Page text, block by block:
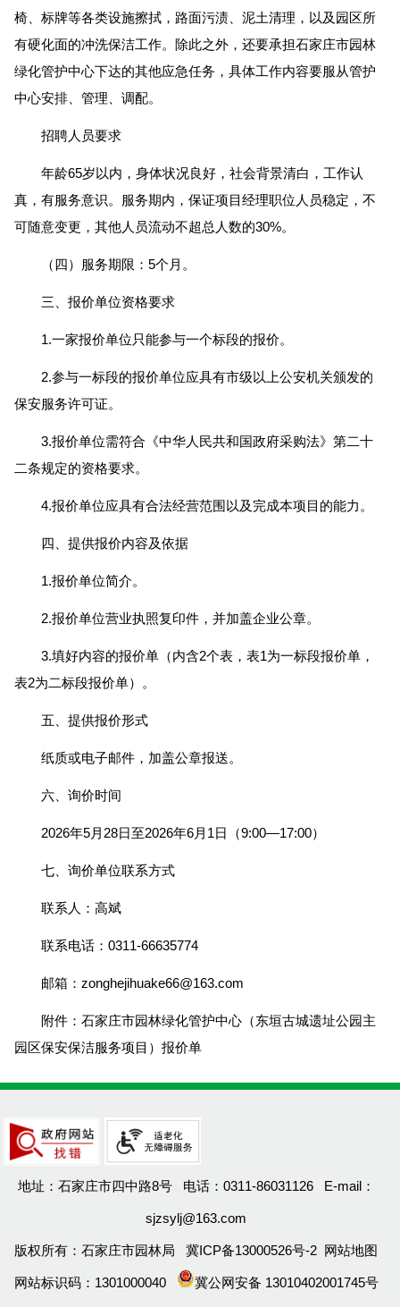
椅、标牌等各类设施擦拭，路面污渍、泥土清理，以及园区所
有硬化面的冲洗保洁工作。除此之外，还要承担石家庄市园林
绿化管护中心下达的其他应急任务，具体工作内容要服从管护
中心安排、管理、调配。
招聘人员要求
年龄65岁以内，身体状况良好，社会背景清白，工作认
真，有服务意识。服务期内，保证项目经理职位人员稳定，不
可随意变更，其他人员流动不超总人数的30%。
（四）服务期限：5个月。
三、报价单位资格要求
1.一家报价单位只能参与一个标段的报价。
2.参与一标段的报价单位应具有市级以上公安机关颁发的
保安服务许可证。
3.报价单位需符合《中华人民共和国政府采购法》第二十
二条规定的资格要求。
4.报价单位应具有合法经营范围以及完成本项目的能力。
四、提供报价内容及依据
1.报价单位简介。
2.报价单位营业执照复印件，并加盖企业公章。
3.填好内容的报价单（内含2个表，表1为一标段报价单，
表2为二标段报价单）。
五、提供报价形式
纸质或电子邮件，加盖公章报送。
六、询价时间
2026年5月28日至2026年6月1日（9:00—17:00）
七、询价单位联系方式
联系人：高斌
联系电话：0311-66635774
邮箱：zonghejihuake66@163.com
附件：石家庄市园林绿化管护中心（东垣古城遗址公园主
园区保安保洁服务项目）报价单